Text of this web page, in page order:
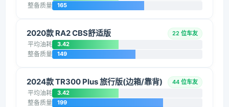
整备质量 165
2020款 RA2 CBS舒适版 22 位车友
平均油耗 3.42
整备质量 149
2024款 TR300 Plus 旅行版(边箱/靠背) 44 位车友
平均油耗 3.42
整备质量 199